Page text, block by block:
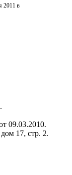
2011 в
09.03.2010.
17, стр. 2.